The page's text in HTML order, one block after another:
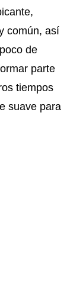
común, así
de
parte
tiempos
suave para